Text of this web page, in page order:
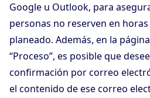
Google u Outlook, para
personas no reserven en
planeado. Además, en la
“Proceso”, es posible que
confirmación por correo
el contenido de ese correo